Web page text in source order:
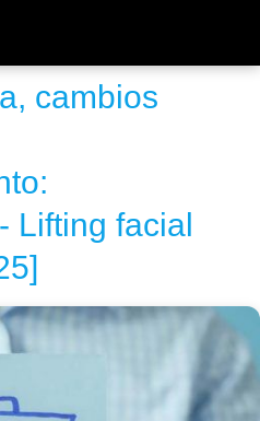
cambios
Lifting facial